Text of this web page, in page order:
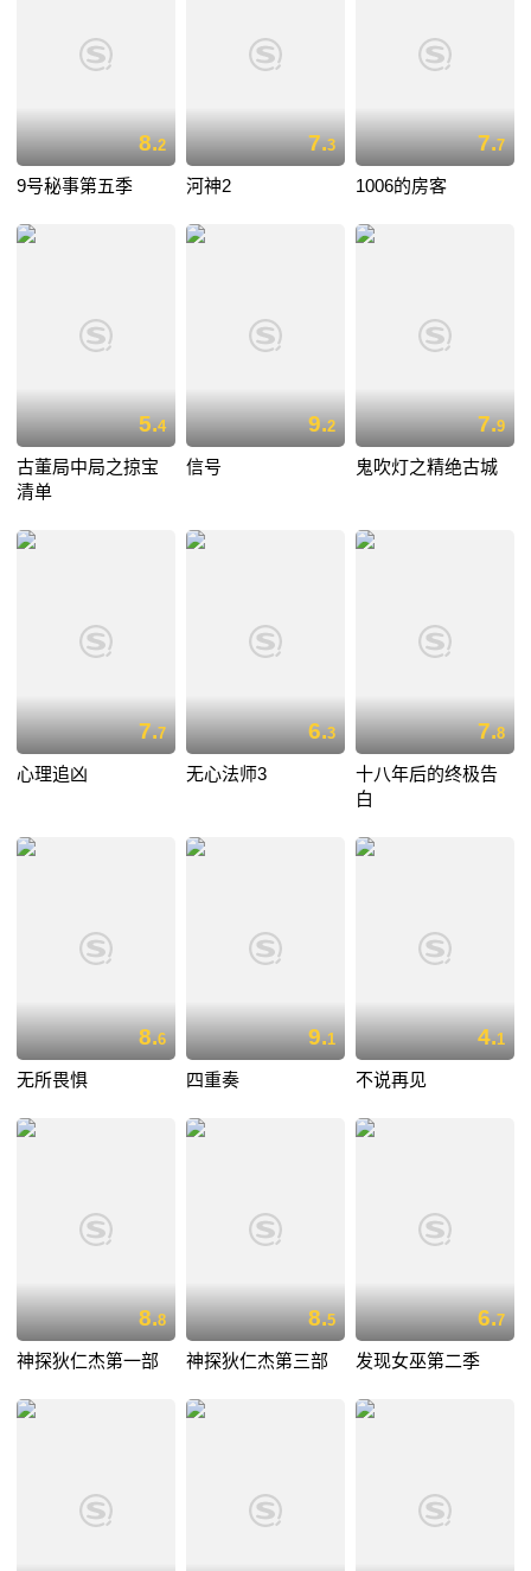
8.2
9号秘事第五季
7.3
河神2
7.7
1006的房客
5.4
古董局中局之掠宝
清单
9.2
信号
7.9
鬼吹灯之精绝古城
7.7
心理追凶
6.3
无心法师3
7.8
十八年后的终极告
白
8.6
无所畏惧
9.1
四重奏
4.1
不说再见
8.8
神探狄仁杰第一部
8.5
神探狄仁杰第三部
6.7
发现女巫第二季